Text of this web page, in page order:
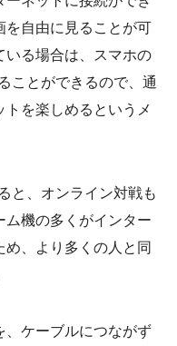
を自由に見ることが可
いる場合は、スマホの
ことができるので、通
を楽しめるというメ
と、オンライン対戦も
ム機の多くがインター
、より多くの人と同
、ケーブルにつながず